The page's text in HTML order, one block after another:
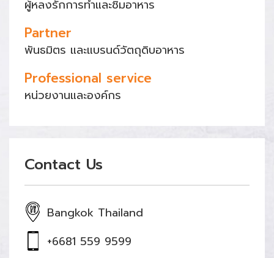
ผู้หลงรักการทำและชิมอาหาร
Partner
พันธมิตร และแบรนด์วัตถุดิบอาหาร
Professional service
หน่วยงานและองค์กร
Contact Us
Bangkok Thailand
+6681 559 9599